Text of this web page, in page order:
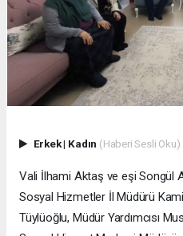
Erkek| Kadın (Haberi Sesli Oku)
Vali İlhami Aktaş ve eşi Songül
Sosyal Hizmetler İl Müdürü
Tüylüoğlu, Müdür Yardımcısı